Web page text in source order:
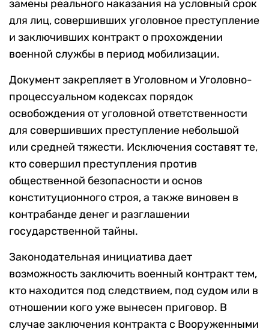
замены реального наказания на условный срок
для лиц, совершивших уголовное преступление
и заключивших контракт о прохождении
военной службы в период мобилизации.
Документ закрепляет в Уголовном и Уголовно-
процессуальном кодексах порядок
освобождения от уголовной ответственности
для совершивших преступление небольшой
или средней тяжести. Исключения составят те,
кто совершил преступления против
общественной безопасности и основ
конституционного строя, а также виновен в
контрабанде денег и разглашении
государственной тайны.
Законодательная инициатива дает
возможность заключить военный контракт тем,
кто находится под следствием, под судом или в
отношении кого уже вынесен приговор. В
случае заключения контракта с Вооруженными